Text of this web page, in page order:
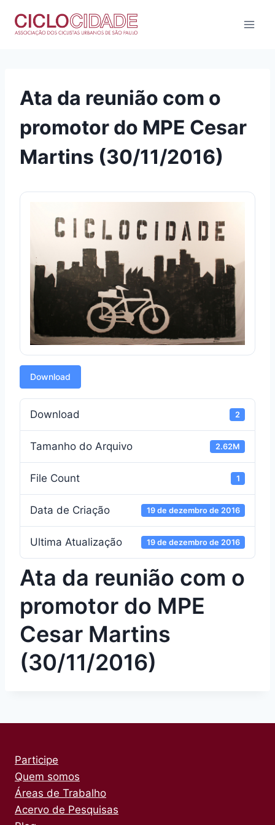
para
Ata da reunião com o
promotor do MPE Cesar
Martins (30/11/2016)
Download
Download 2
Tamanho do Arquivo 2.62M
File Count 1
Data de Criação 19 de dezembro de 2016
Ultima Atualização 19 de dezembro de 2016
Ata da reunião com o
promotor do MPE
Cesar Martins
(30/11/2016)
Participe
Quem somos
Áreas de Trabalho
Acervo de Pesquisas